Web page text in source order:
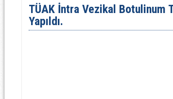
TÜAK İntra Vezikal Botulinum
Yapıldı.